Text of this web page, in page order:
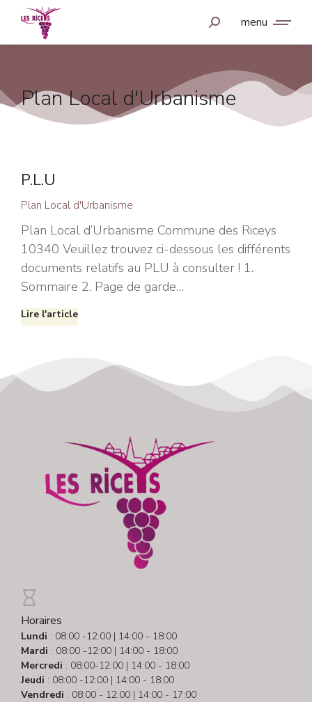
menu
Plan Local d'Urbanisme
P.L.U
Plan Local d'Urbanisme
Plan Local d’Urbanisme Commune des Riceys
10340 Veuillez trouvez ci-dessous les différents
documents relatifs au PLU à consulter ! 1.
Sommaire 2. Page de garde…
Lire l'article
Horaires
Lundi : 08:00 -12:00 | 14:00 - 18:00
Mardi : 08:00 -12:00 | 14:00 - 18:00
Mercredi : 08:00-12:00 | 14:00 - 18:00
Jeudi : 08:00 -12:00 | 14:00 - 18:00
Vendredi : 08:00 - 12:00 | 14:00 - 17:00